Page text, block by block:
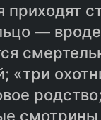
приходят
— вроде
«три
родство;